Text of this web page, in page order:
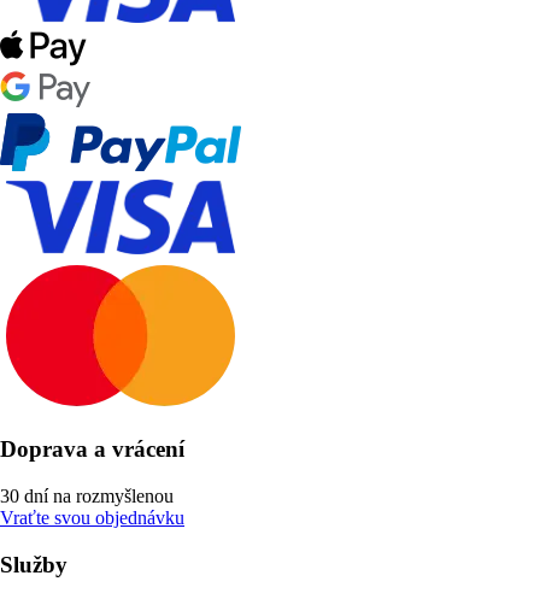
Doprava a vrácení
30 dní na rozmyšlenou
Vraťte svou objednávku
Služby